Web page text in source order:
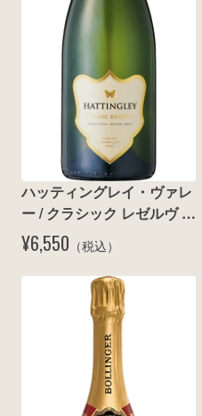
ハッティングレイ・ヴァレ
ー / クラシック レゼルヴ ブ
リュット N.V.
¥6,550 （税込）